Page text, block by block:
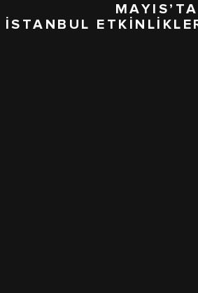
MAYIS’TA
İSTANBUL